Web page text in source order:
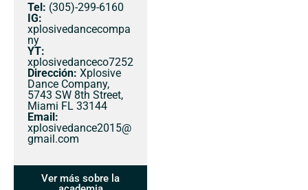
Tel: (305)-299-6160
IG:
xplosivedancecompa
ny
YT:
xplosivedanceco7252
Dirección: ​Xplosive
Dance Company,
5743 SW 8th Street,
Miami FL 33144
Email:
xplosivedance2015@
gmail.com
Ver más sobre la